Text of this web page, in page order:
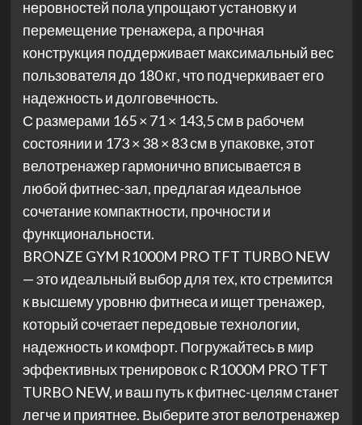
неровностей пола упрощают установку и
перемещение тренажера, а прочная
конструкция поддерживает максимальный вес
пользователя до 180 кг, что подчеркивает его
надежность и долговечность.
С размерами 165 × 71 × 143,5 см в рабочем
состоянии и 173 × 38 × 83 см в упаковке, этот
велотренажер гармонично вписывается в
любой фитнес-зал, предлагая идеальное
сочетание компактности, прочности и
функциональности.
BRONZE GYM R1000M PRO TFT TURBO NEW
— это идеальный выбор для тех, кто стремится
к высшему уровню фитнеса и ищет тренажер,
который сочетает передовые технологии,
надежность и комфорт. Погружайтесь в мир
эффективных тренировок с R1000M PRO TFT
TURBO NEW, и ваш путь к фитнес-целям станет
легче и приятнее. Выберите этот велотренажер